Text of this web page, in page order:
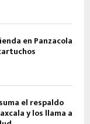
en Panzacola
el respaldo
y los llama a